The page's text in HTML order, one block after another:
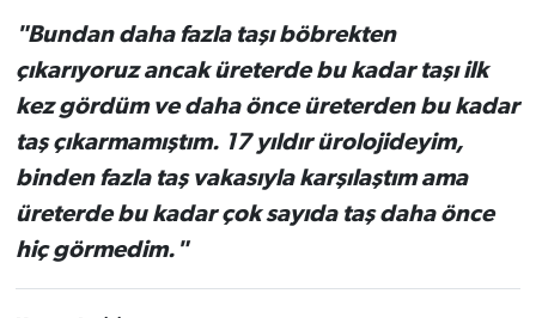
"Bundan daha fazla taşı böbrekten
çıkarıyoruz ancak üreterde bu kadar taşı ilk
kez gördüm ve daha önce üreterden bu kadar
taş çıkarmamıştım. 17 yıldır ürolojideyim,
binden fazla taş vakasıyla karşılaştım ama
üreterde bu kadar çok sayıda taş daha önce
hiç görmedim."